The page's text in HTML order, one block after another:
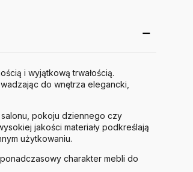
i wyjątkową trwałością.
do wnętrza elegancki,
salonu, pokoju dziennego czy
jakości materiały podkreślają
użytkowaniu.
charakter mebli do